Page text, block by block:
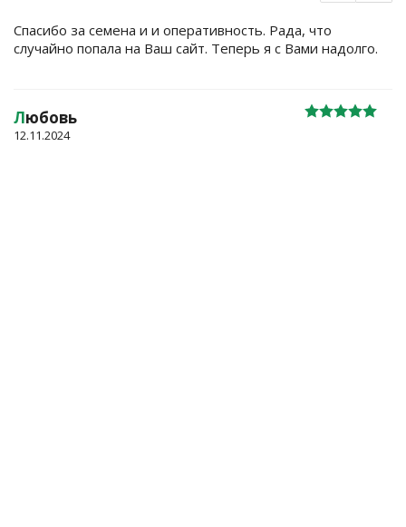
Спасибо за семена и и оперативность. Рада, что
случайно попала на Ваш сайт. Теперь я с Вами надолго.
Любовь
12.11.2024